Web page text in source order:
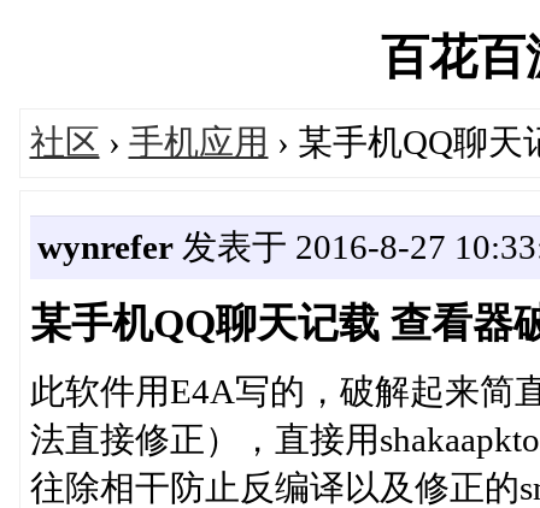
百花百
社区 › 手机应用 › 某手机QQ聊
wynrefer发表于 2016-8-27
某手机QQ聊天记载 查看器
此软件用E4A写的，破解起来简
法直接修正），直接用
往除相干防止反编译以及修正的